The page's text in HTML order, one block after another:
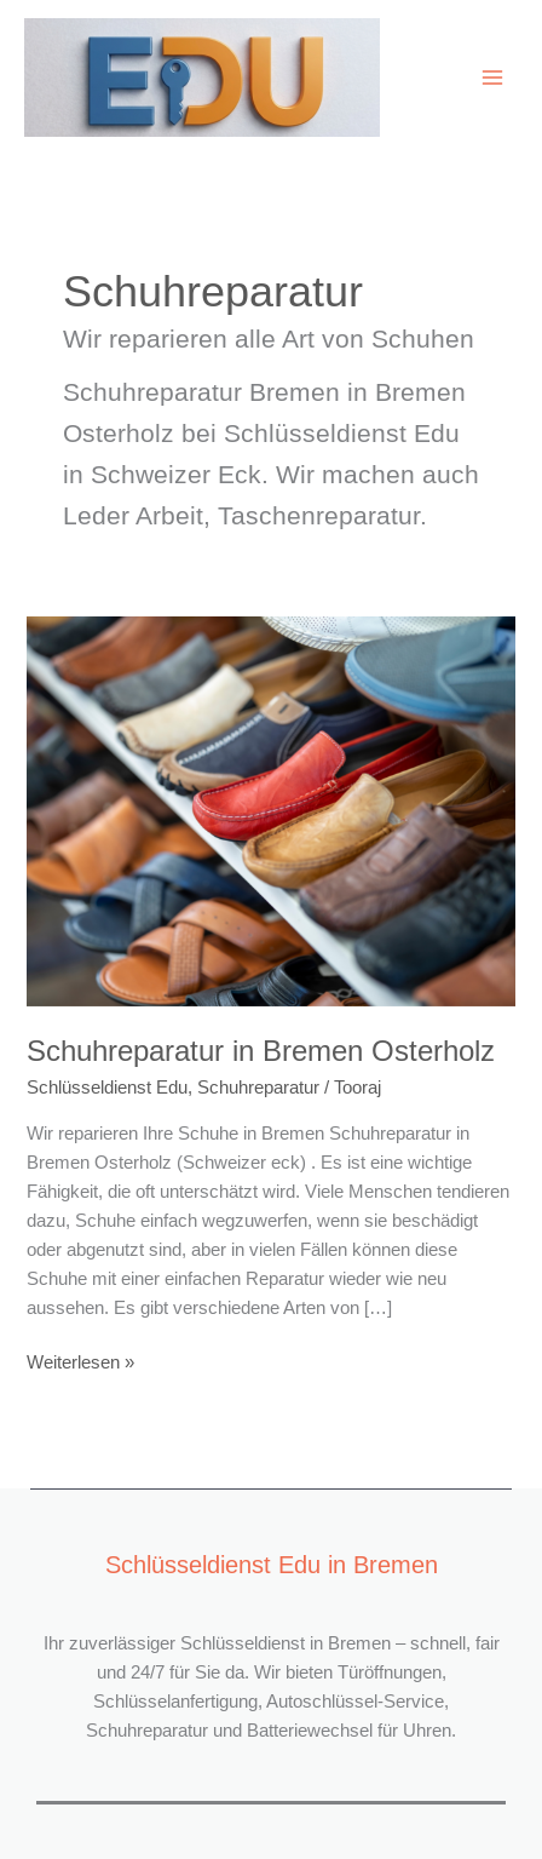
Schuhreparatur
Wir reparieren alle Art von Schuhen
Schuhreparatur Bremen in Bremen
Osterholz bei Schlüsseldienst Edu
in Schweizer Eck. Wir machen auch
Leder Arbeit, Taschenreparatur.
Schuhreparatur in Bremen Osterholz
Schlüsseldienst Edu, Schuhreparatur /Tooraj
Wir reparieren Ihre Schuhe in Bremen Schuhreparatur in
Bremen Osterholz (Schweizer eck) . Es ist eine wichtige
Fähigkeit, die oft unterschätzt wird. Viele Menschen tendieren
dazu, Schuhe einfach wegzuwerfen, wenn sie beschädigt
oder abgenutzt sind, aber in vielen Fällen können diese
Schuhe mit einer einfachen Reparatur wieder wie neu
aussehen. Es gibt verschiedene Arten von […]
Schuhreparatur
in
Bremen
Osterholz
Weiterlesen »
Schlüsseldienst Edu in Bremen
Ihr zuverlässiger Schlüsseldienst in Bremen – schnell, fair
und 24/7 für Sie da. Wir bieten Türöffnungen,
Schlüsselanfertigung, Autoschlüssel-Service,
Schuhreparatur und Batteriewechsel für Uhren.